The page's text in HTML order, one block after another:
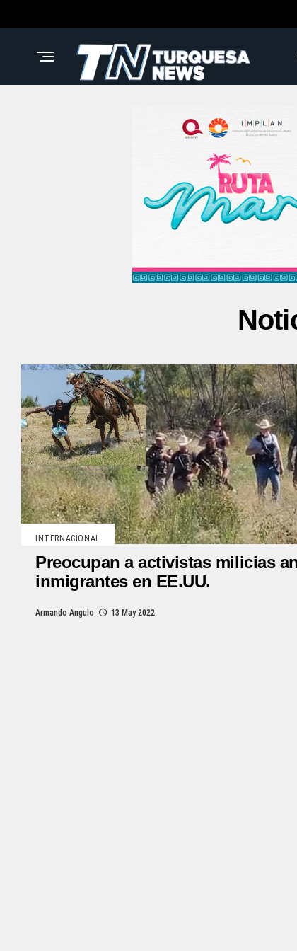
INTERNACIONAL
Preocupan a activistas milicias
inmigrantes en EE.UU.
Armando Angulo 13 May 2022